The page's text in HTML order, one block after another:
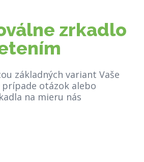
zrkadlo
základných variant Vaše
prípade otázok alebo
na mieru nás